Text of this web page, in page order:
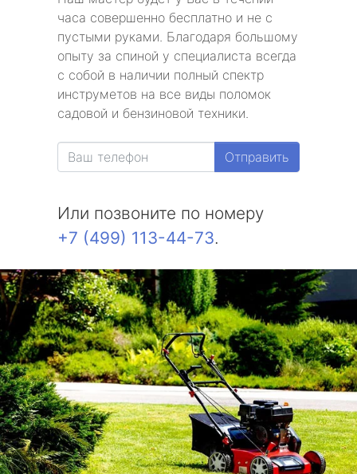
часа совершенно бесплатно и не с
пустыми руками. Благодаря большому
опыту за спиной у специалиста всегда
с собой в наличии полный спектр
инструметов на все виды поломок
садовой и бензиновой техники.
Отправить
Или позвоните по номеру
+7 (499) 113-44-73.